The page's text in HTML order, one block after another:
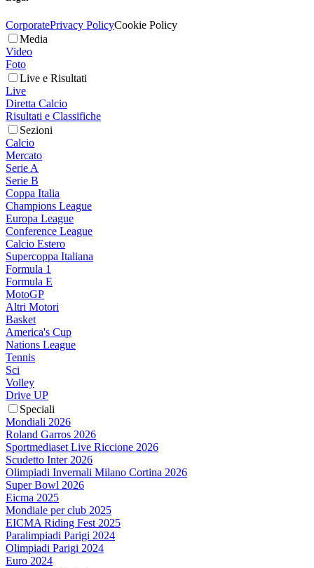
CorporatePrivacy PolicyCookie Policy
Media
Video
Foto
Live e Risultati
Live
Diretta Calcio
Risultati e Classifiche
Sezioni
Calcio
Mercato
Serie A
Serie B
Coppa Italia
Champions League
Europa League
Conference League
Calcio Estero
Supercoppa Italiana
Formula 1
Formula E
MotoGP
Altri Motori
Basket
America's Cup
Nations League
Tennis
Sci
Volley
Drive UP
Speciali
Mondiali 2026
Roland Garros 2026
Sportmediaset Live Riccione 2026
Scudetto Inter 2026
Olimpiadi Invernali Milano Cortina 2026
Super Bowl 2026
Eicma 2025
Mondiale per club 2025
EICMA Riding Fest 2025
Paralimpiadi Parigi 2024
Olimpiadi Parigi 2024
Euro 2024